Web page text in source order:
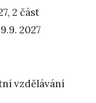
2 část
2027
vzdělávání